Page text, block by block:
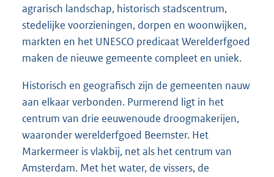
agrarisch landschap, historisch stadscentrum,
stedelijke voorzieningen, dorpen en woonwijken,
markten en het UNESCO predicaat Werelderfgoed
maken de nieuwe gemeente compleet en uniek.
Historisch en geografisch zijn de gemeenten nauw
aan elkaar verbonden. Purmerend ligt in het
centrum van drie eeuwenoude droogmakerijen,
waaronder werelderfgoed Beemster. Het
Markermeer is vlakbij, net als het centrum van
Amsterdam. Met het water, de vissers, de